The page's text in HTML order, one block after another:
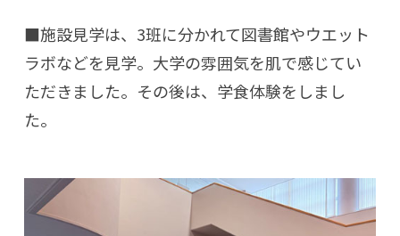
■施設見学は、3班に分かれて図書館やウエット
ラボなどを見学。大学の雰囲気を肌で感じてい
ただきました。その後は、学食体験をしまし
た。